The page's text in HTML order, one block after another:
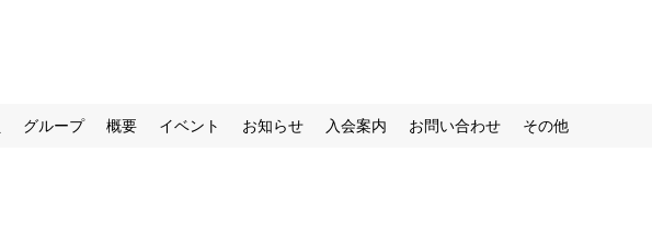
グループ 概要 イベント お知らせ 入会案内 お問い合わせ その他